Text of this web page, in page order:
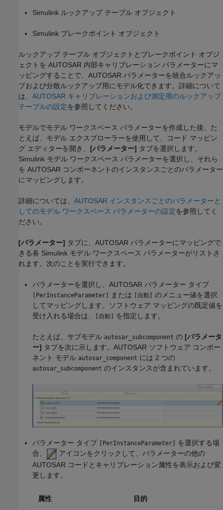
Simulink ルックアップ テーブル オブジェクト
Simulink ブレークポイント オブジェクト
ルックアップ テーブル オブジェクトとブレークポイント オブジ
ェクトを AUTOSAR 内部キャリブレーション パラメーターにマ
ッピングすることで、AUTOSAR パラメーターを統合ルックアッ
プおよび分散ルックアップ用にモデル化できます。詳細について
は、 AUTOSAR キャリブレーションおよび測定用のルックアップ
テーブルの設定を参照してください。
モデルでモデル ワークスペース パラメーターを作成した後、た
とえば、モデル エクスプローラーを使用して、コード マッピン
グ エディターを開き、 [パラメーター] タブを選択します。
Simulink モデル ワークスペース パラメーターを選択し、それら
を AUTOSAR コンポーネントのインスタンスごとのパラメーター
にマッピングします。
詳細については、 AUTOSAR インスタンスごとのパラメーターと
してのモデル ワークスペース パラメーターの設定を参照してく
ださい。
[パラメーター] タブに、AUTOSAR パラメーターにマッピングで
きる各 Simulink モデル ワークスペース パラメーターがリストさ
れます。次のことを実行できます。
パラメーターを選択し、AUTOSAR パラメーター タイプ
[PerInstanceParameter] または [自動]
のメニュー値を選択
してマッピングします。ソフトウェア マッピングの既定値を
受け入れる場合は、
[自動] を指定します。
たとえば、サブモデル autosar_subcomponent の [パラメータ
ー] タブを次に示します。AUTOSAR ソフトウェア コンポー
ネント モデル autosar_component には 2 つの
autosar_subcomponent のインスタンスが含まれています。
パラメーター タイプ [PerInstanceParameter]
を選択する場
合、
アイコンをクリックして、パラメーターの他の
AUTOSAR コードとキャリブレーション属性を表示および変
更します。
属性
目的